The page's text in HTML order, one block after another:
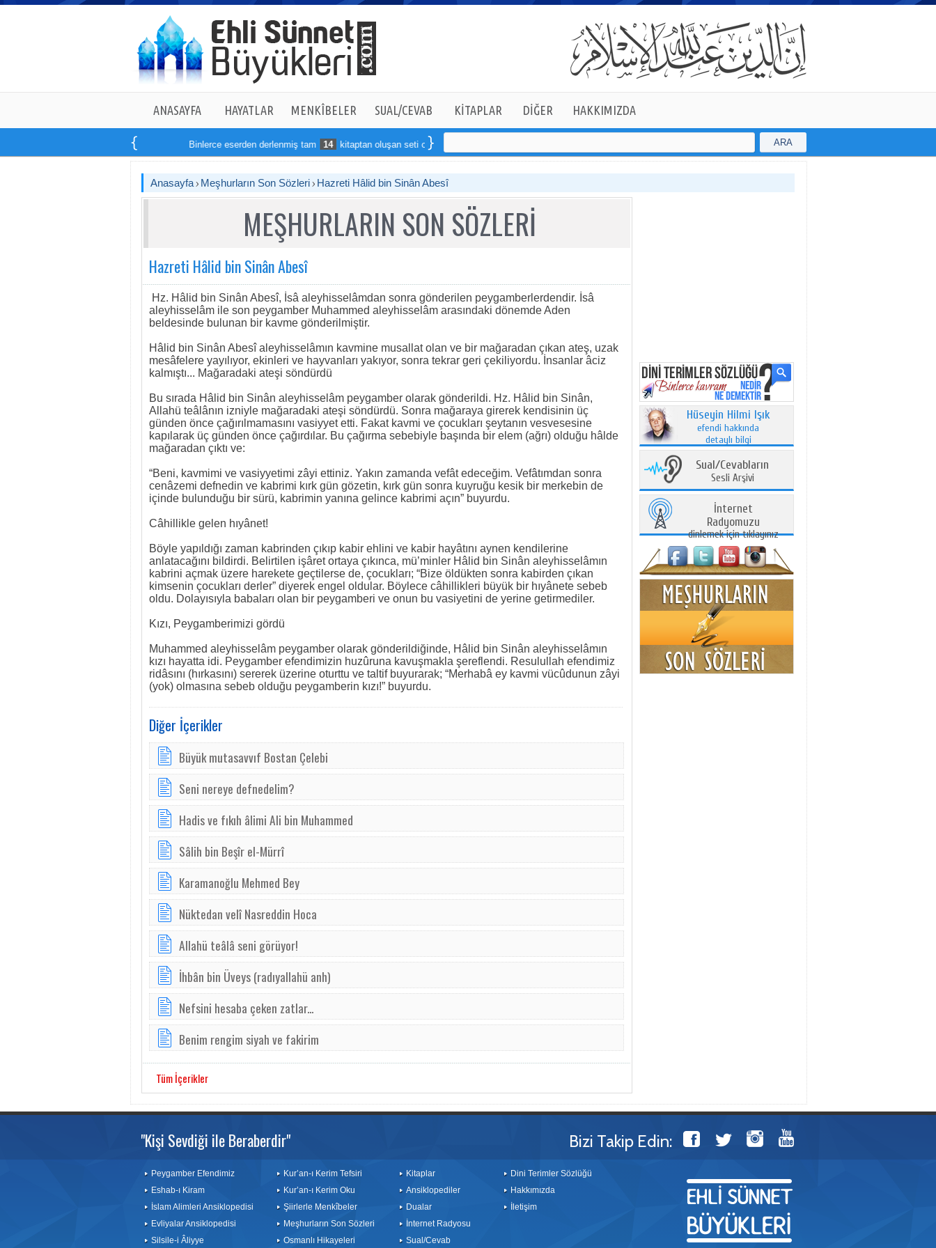
ANASAYFA HAYATLAR MENKÎBELER SUAL/CEVAB KİTAPLAR DİĞER HAKKIMIZDA
Binlerce eserden derlenmiş tam 14 kitaptan oluşan seti online sipariş verebilirsiniz ARA
Anasayfa Meşhurların Son Sözleri Hazreti Hâlid bin Sinân Abesî
MEŞHURLARIN SON SÖZLERİ
Hazreti Hâlid bin Sinân Abesî
Hz. Hâlid bin Sinân Abesî, İsâ aleyhisselâmdan sonra gönderilen peygamberlerdendir. İsâ
aleyhisselâm ile son peygamber Muhammed aleyhisselâm arasındaki dönemde Aden
beldesinde bulunan bir kavme gönderilmiştir.
Hâlid bin Sinân Abesî aleyhisselâmın kavmine musallat olan ve bir mağaradan çıkan ateş, uzak
mesâfelere yayılıyor, ekinleri ve hayvanları yakıyor, sonra tekrar geri çekiliyordu. İnsanlar âciz
kalmıştı... Mağaradaki ateşi söndürdü
Bu sırada Hâlid bin Sinân aleyhisselâm peygamber olarak gönderildi. Hz. Hâlid bin Sinân,
Allahü teâlânın izniyle mağaradaki ateşi söndürdü. Sonra mağaraya girerek kendisinin üç
günden önce çağırılmamasını vasiyyet etti. Fakat kavmi ve çocukları şeytanın vesvesesine
kapılarak üç günden önce çağırdılar. Bu çağırma sebebiyle başında bir elem (ağrı) olduğu hâlde
mağaradan çıktı ve:
“Beni, kavmimi ve vasiyyetimi zâyi ettiniz. Yakın zamanda vefât edeceğim. Vefâtımdan sonra
cenâzemi defnedin ve kabrimi kırk gün gözetin, kırk gün sonra kuyruğu kesik bir merkebin de
içinde bulunduğu bir sürü, kabrimin yanına gelince kabrimi açın” buyurdu.
Câhillikle gelen hıyânet!
Böyle yapıldığı zaman kabrinden çıkıp kabir ehlini ve kabir hayâtını aynen kendilerine
anlatacağını bildirdi. Belirtilen işâret ortaya çıkınca, mü’minler Hâlid bin Sinân aleyhisselâmın
kabrini açmak üzere harekete geçtilerse de, çocukları; “Bize öldükten sonra kabirden çıkan
kimsenin çocukları derler” diyerek engel oldular. Böylece câhillikleri büyük bir hıyânete sebeb
oldu. Dolayısıyla babaları olan bir peygamberi ve onun bu vasiyetini de yerine getirmediler.
Kızı, Peygamberimizi gördü
Muhammed aleyhisselâm peygamber olarak gönderildiğinde, Hâlid bin Sinân aleyhisselâmın
kızı hayatta idi. Peygamber efendimizin huzûruna kavuşmakla şereflendi. Resulullah efendimiz
ridâsını (hırkasını) sererek üzerine oturttu ve taltif buyurarak; “Merhabâ ey kavmi vücûdunun zâyi
(yok) olmasına sebeb olduğu peygamberin kızı!” buyurdu.
Diğer İçerikler
Büyük mutasavvıf Bostan Çelebi
Seni nereye defnedelim?
Hadis ve fıkıh âlimi Ali bin Muhammed
Sâlih bin Beşîr el-Mürrî
Karamanoğlu Mehmed Bey
Nüktedan velî Nasreddin Hoca
Allahü teâlâ seni görüyor!
İhbân bin Üveys (radıyallahü anh)
Nefsini hesaba çeken zatlar...
Be­nim ren­gim ­si­yah ve fa­ki­rim
Tüm İçerikler
Hüseyin Hilmi Işık
efendi hakkında
detaylı bilgi
Sual/Cevabların
Sesli Arşivi
İnternet
Radyomuzu
dinlemek için tıklayınız
"Kişi Sevdiği ile Beraberdir" Bizi Takip Edin:
Peygamber Efendimiz
Eshab-ı Kiram
İslam Alimleri Ansiklopedisi
Evliyalar Ansiklopedisi
Silsile-i Âliyye
Kur’an-ı Kerim Tefsiri
Kur’an-ı Kerim Oku
Şiirlerle Menkîbeler
Meşhurların Son Sözleri
Osmanlı Hikayeleri
Kitaplar
Ansiklopediler
Dualar
İnternet Radyosu
Sual/Cevab
Dini Terimler Sözlüğü
Hakkımızda
İletişim